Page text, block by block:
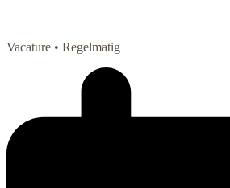
Vacature • Regelmatig